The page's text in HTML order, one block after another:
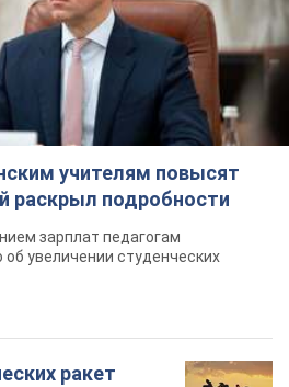
учителям повысят
раскрыл подробности
зарплат педагогам
увеличении студенческих
ракет